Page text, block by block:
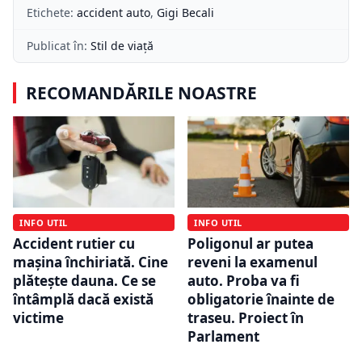
Etichete: accident auto, Gigi Becali
Publicat în: Stil de viață
RECOMANDĂRILE NOASTRE
INFO UTIL
Accident rutier cu
mașina închiriată. Cine
plătește dauna. Ce se
întâmplă dacă există
victime
INFO UTIL
Poligonul ar putea
reveni la examenul
auto. Proba va fi
obligatorie înainte de
traseu. Proiect în
Parlament